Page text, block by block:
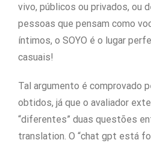
vivo, públicos ou privados, ou
pessoas que pensam como
íntimos, o SOYO é o lugar
casuais!
Tal argumento é comprovado
obtidos, já que o avaliador
“diferentes” duas questões
translation. O “chat gpt está